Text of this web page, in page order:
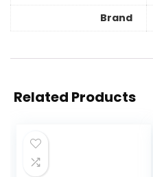
Brand
Related Products